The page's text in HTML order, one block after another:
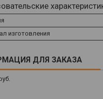
изготовления
ДЛЯ ЗАКАЗА